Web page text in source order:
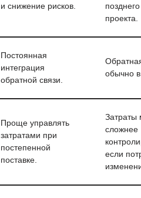
и снижение рисков.
проекта.
Постоянная
интеграция
обратной связи.
обычно
Проще управлять
затратами при
постепенной
поставке.
Затраты
сложнее
если